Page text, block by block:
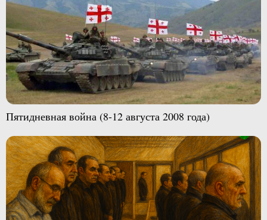
Пятидневная война (8-12 августа 2008 года)